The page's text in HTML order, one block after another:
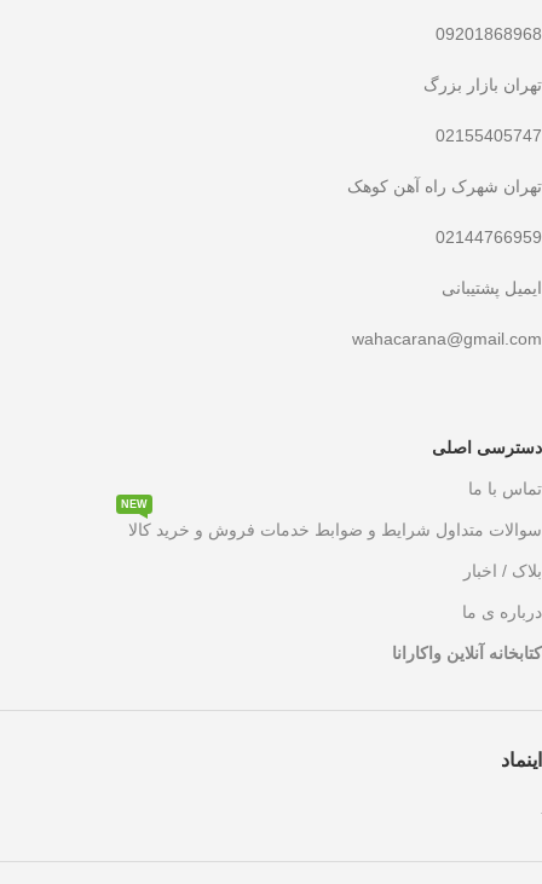
09201868968
تهران بازار بزرگ
02155405747
تهران شهرک راه آهن کوهک
02144766959
ایمیل پشتیبانی
wahacarana@gmail.com
دسترسی اصلی
تماس با ما
سوالات متداول شرایط و ضوابط خدمات فروش و خرید کالا
NEW
بلاک / اخبار
درباره ی ما
کتابخانه آنلاین واکارانا
اینماد